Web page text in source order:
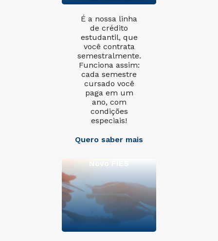
É a nossa linha
de crédito
estudantil, que
você contrata
semestralmente.
Funciona assim:
cada semestre
cursado você
paga em um
ano, com
condições
especiais!
Quero saber mais
Novo FIES